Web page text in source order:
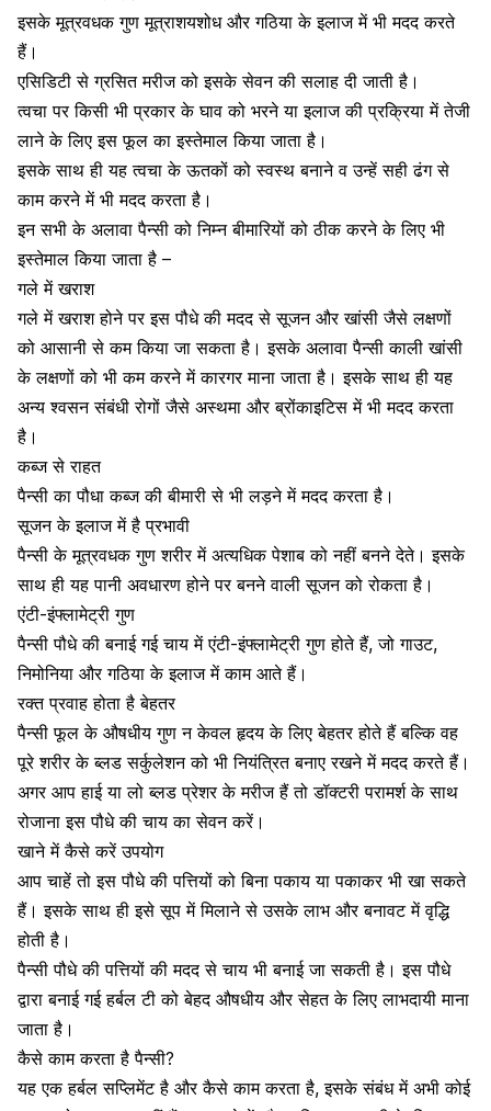
इसके मूत्रवधक गुण मूत्राशयशोध और गठिया के इलाज में भी मदद करते
हैं।
एसिडिटी से ग्रसित मरीज को इसके सेवन की सलाह दी जाती है।
त्वचा पर किसी भी प्रकार के घाव को भरने या इलाज की प्रक्रिया में तेजी
लाने के लिए इस फूल का इस्तेमाल किया जाता है।
इसके साथ ही यह त्वचा के ऊतकों को स्वस्थ बनाने व उन्हें सही ढंग से
काम करने में भी मदद करता है।
इन सभी के अलावा पैन्सी को निम्न बीमारियों को ठीक करने के लिए भी
इस्तेमाल किया जाता है –
गले में खराश
गले में खराशहोने पर इस पौधे की मदद से सूजन और खांसी जैसे लक्षणों
को आसानी से कम किया जा सकता है। इसके अलावा पैन्सी काली खांसी
के लक्षणों को भी कम करने में कारगर माना जाता है। इसके साथ ही यह
अन्य श्वसन संबंधी रोगों जैसे अस्थमा और ब्रोंकाइटिस में भी मदद करता
है।
कब्ज से राहत
पैन्सी का पौधाकब्ज की बीमारी से भी लड़ने में मदद करता है।
सूजन के इलाज में है प्रभावी
पैन्सी के मूत्रवधक गुण शरीर में अत्यधिक पेशाब को नहीं बनने देते। इसके
साथ ही यह पानी अवधारण होने पर बनने वाली सूजन को रोकता है।
एंटी-इंफ्लामेट्री गुण
पैन्सी पौधे की बनाई गई चाय में एंटी-इंफ्लामेट्री गुण होते हैं, जो गाउट,
निमोनिया और गठिया के इलाज में काम आते हैं।
रक्त प्रवाह होता है बेहतर
पैन्सी फूल के औषधीय गुण न केवल हृदय के लिए बेहतर होते हैं बल्कि वह
पूरे शरीर के ब्लड सर्कुलेशन को भी नियंत्रित बनाए रखने में मदद करते हैं।
अगर आप हाई या लो ब्लड प्रेशर के मरीज हैं तो डॉक्टरी परामर्श के साथ
रोजाना इस पौधे की चाय का सेवन करें।
खाने में कैसे करें उपयोग
आप चाहें तो इस पौधे की पत्तियों को बिना पकाय या पकाकर भी खा सकते
हैं। इसके साथ ही इसे सूप में मिलाने से उसके लाभ और बनावट में वृद्धि
होती है।
पैन्सी पौधे की पत्तियों की मदद से चाय भी बनाई जा सकती है। इस पौधे
द्वारा बनाई गई हर्बल टी को बेहद औषधीय और सेहत के लिए लाभदायी माना
जाता है।
कैसे काम करता है पैन्सी?
यह एकहर्बल सप्लिमेंटहै और कैसे काम करता है, इसके संबंध में अभी कोई